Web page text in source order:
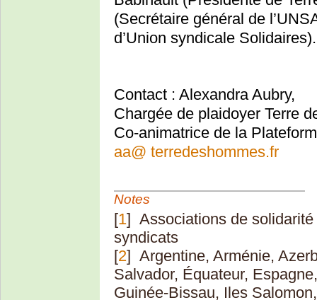
(Secrétaire général de
d’Union syndicale Solidaires).
Contact : Alexandra Aubry,
Chargée de plaidoyer Terre
Co-animatrice de la
aa@ terredeshommes.fr
Notes
[1] Associations de
syndicats
[2] Argentine, Arménie,
Salvador, Équateur,
Guinée-Bissau, Iles